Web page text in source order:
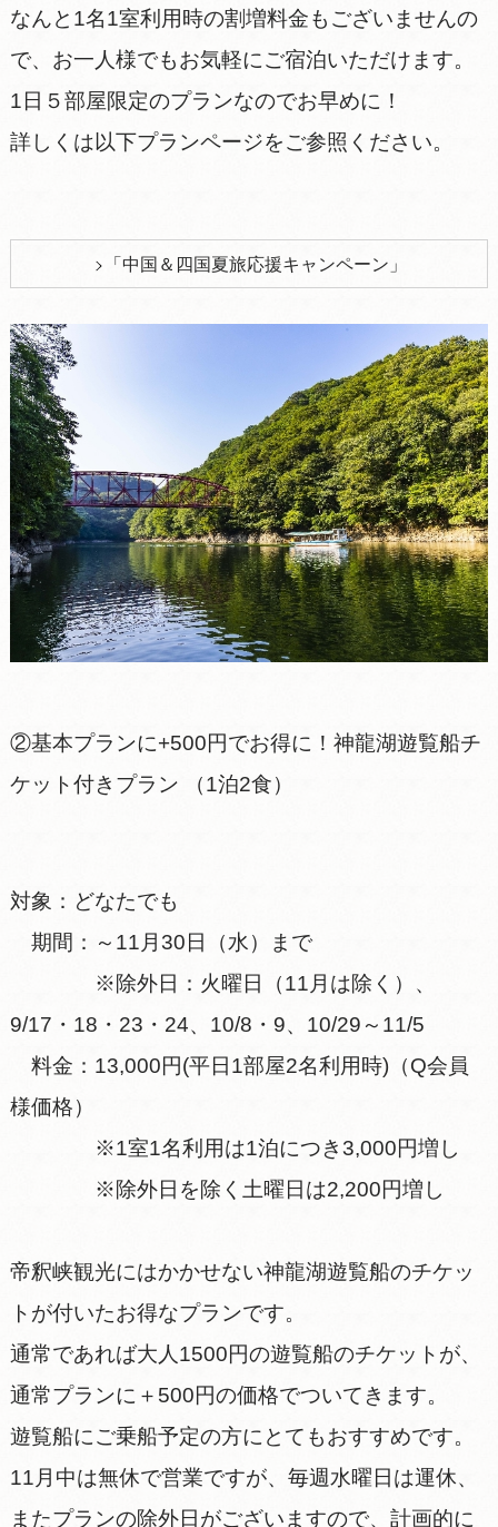
なんと1名1室利用時の割増料金もございませんの
で、お一人様でもお気軽にご宿泊いただけます。
1日５部屋限定のプランなのでお早めに！
詳しくは以下プランページをご参照ください。
「中国＆四国夏旅応援キャンペーン」
②基本プランに+500円でお得に！神龍湖遊覧船チ
ケット付きプラン （1泊2食）
対象：どなたでも
期間：～11月30日（水）まで
※除外日：火曜日（11月は除く）、
9/17・18・23・24、10/8・9、10/29～11/5
料金：13,000円(平日1部屋2名利用時)（Q会員
様価格）
※1室1名利用は1泊につき3,000円増し
※除外日を除く土曜日は2,200円増し
帝釈峡観光にはかかせない神龍湖遊覧船のチケッ
トが付いたお得なプランです。
通常であれば大人1500円の遊覧船のチケットが、
通常プランに＋500円の価格でついてきます。
遊覧船にご乗船予定の方にとてもおすすめです。
11月中は無休で営業ですが、毎週水曜日は運休、
またプランの除外日がございますので、計画的に